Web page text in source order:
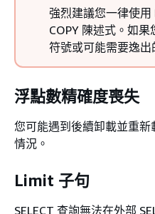
強烈建議您一律使用
COPY 陳述式。如
符號或可能需要逸出
浮點數精確度喪失
您可能遇到後續卸載並重
情況。
Limit 子句
SELECT 查詢無法在外部